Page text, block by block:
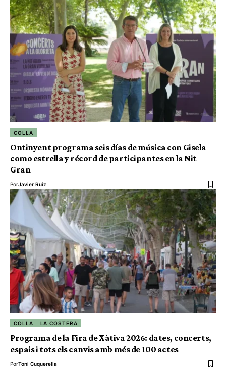
COLLA
Ontinyent programa seis días de música con Gisela
como estrella y récord de participantes en la Nit
Gran
PorJavier Ruiz
COLLA LA COSTERA
Programa de la Fira de Xàtiva 2026: dates, concerts,
espais i tots els canvis amb més de 100 actes
PorToni Cuquerella